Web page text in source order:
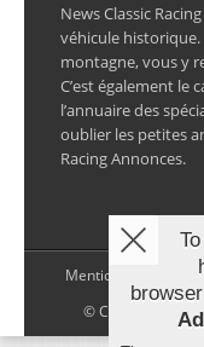
News Classic
véhicule historique.
montagne, vous y
C’est également le
l’annuaire des
oublier les petites
Racing Annonces.
Mentions légales
© Copyright 2026